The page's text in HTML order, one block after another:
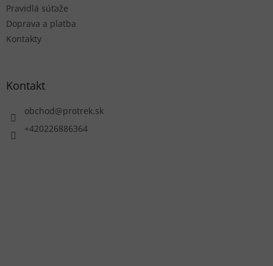
Pravidlá súťaže
Doprava a platba
Kontakty
Kontakt
obchod@protrek.sk
+420226886364